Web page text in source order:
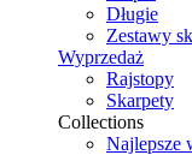
Długie
Zestawy
Wyprzedaż
Rajstopy
Skarpety
Collections
Najlepsze